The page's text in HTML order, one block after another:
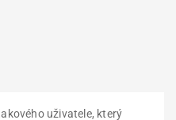
uživatele, který